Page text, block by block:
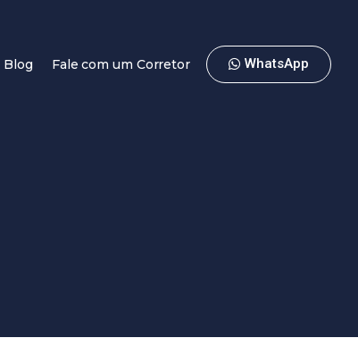
Blog Fale com um Corretor WhatsApp